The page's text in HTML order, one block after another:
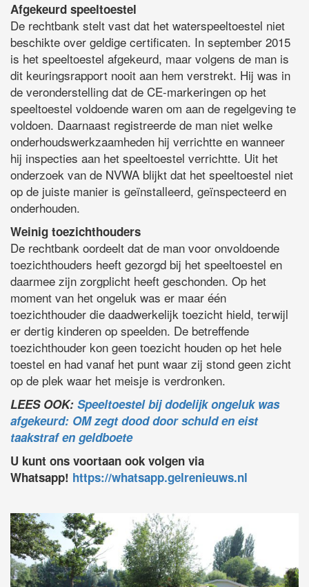
Afgekeurd speeltoestel
De rechtbank stelt vast dat het waterspeeltoestel niet
beschikte over geldige certificaten. In september 2015
is het speeltoestel afgekeurd, maar volgens de man is
dit keuringsrapport nooit aan hem verstrekt. Hij was in
de veronderstelling dat de CE-markeringen op het
speeltoestel voldoende waren om aan de regelgeving te
voldoen. Daarnaast registreerde de man niet welke
onderhoudswerkzaamheden hij verrichtte en wanneer
hij inspecties aan het speeltoestel verrichtte. Uit het
onderzoek van de NVWA blijkt dat het speeltoestel niet
op de juiste manier is geïnstalleerd, geïnspecteerd en
onderhouden.
Weinig toezichthouders
De rechtbank oordeelt dat de man voor onvoldoende
toezichthouders heeft gezorgd bij het speeltoestel en
daarmee zijn zorgplicht heeft geschonden. Op het
moment van het ongeluk was er maar één
toezichthouder die daadwerkelijk toezicht hield, terwijl
er dertig kinderen op speelden. De betreffende
toezichthouder kon geen toezicht houden op het hele
toestel en had vanaf het punt waar zij stond geen zicht
op de plek waar het meisje is verdronken.
LEES OOK: Speeltoestel bij dodelijk ongeluk was
afgekeurd: OM zegt dood door schuld en eist
taakstraf en geldboete
U kunt ons voortaan ook volgen via
Whatsapp! https://whatsapp.gelrenieuws.nl